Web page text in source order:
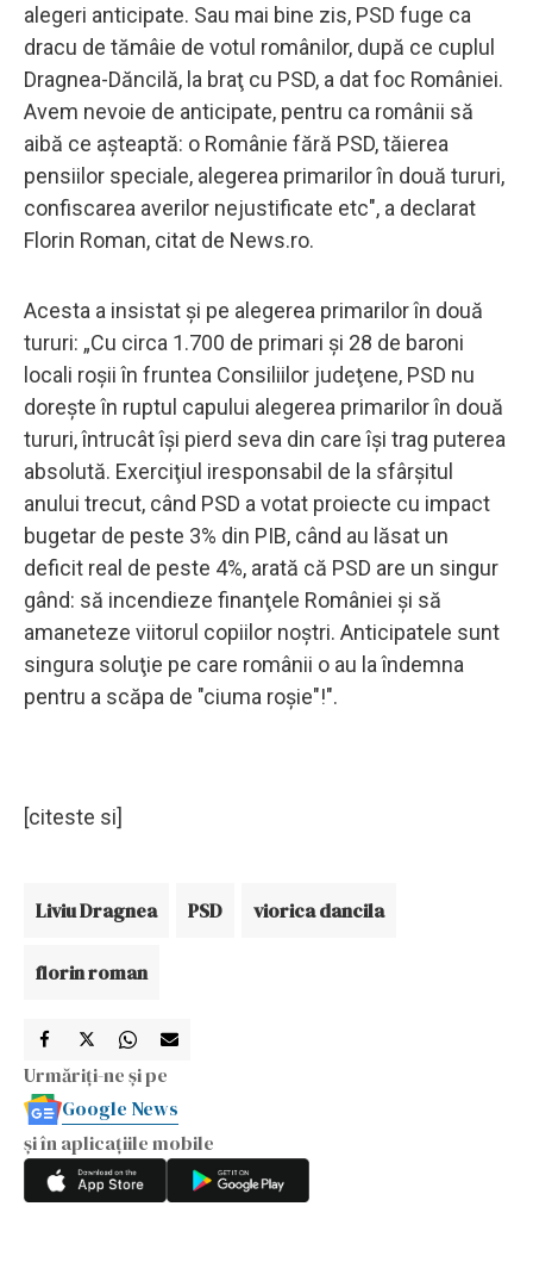
alegeri anticipate. Sau mai bine zis, PSD fuge ca
dracu de tămâie de votul românilor, după ce cuplul
Dragnea-Dăncilă, la braţ cu PSD, a dat foc României.
Avem nevoie de anticipate, pentru ca românii să
aibă ce aşteaptă: o Românie fără PSD, tăierea
pensiilor speciale, alegerea primarilor în două tururi,
confiscarea averilor nejustificate etc", a declarat
Florin Roman, citat de News.ro.
Acesta a insistat și pe alegerea primarilor în două
tururi: „Cu circa 1.700 de primari şi 28 de baroni
locali roşii în fruntea Consiliilor judeţene, PSD nu
doreşte în ruptul capului alegerea primarilor în două
tururi, întrucât îşi pierd seva din care îşi trag puterea
absolută. Exerciţiul iresponsabil de la sfârşitul
anului trecut, când PSD a votat proiecte cu impact
bugetar de peste 3% din PIB, când au lăsat un
deficit real de peste 4%, arată că PSD are un singur
gând: să incendieze finanţele României şi să
amaneteze viitorul copiilor noştri. Anticipatele sunt
singura soluţie pe care românii o au la îndemna
pentru a scăpa de "ciuma roşie"!".
[citeste si]
Liviu Dragnea PSD viorica dancila
florin roman
Urmăriți-ne și pe
Google News
și în aplicațiile mobile